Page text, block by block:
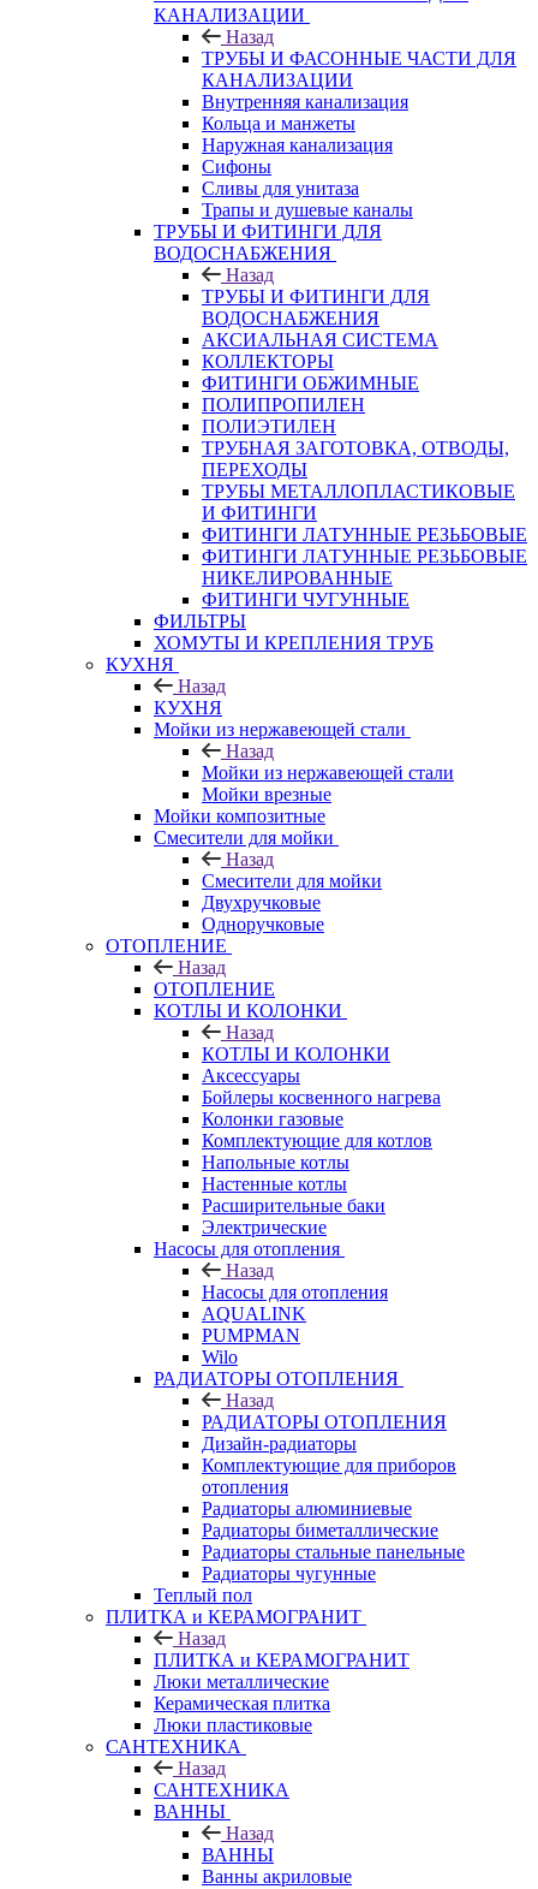
КАНАЛИЗАЦИИ
Назад
ТРУБЫ И ФАСОННЫЕ ЧАСТИ ДЛЯ
КАНАЛИЗАЦИИ
Внутренняя канализация
Кольца и манжеты
Наружная канализация
Сифоны
Сливы для унитаза
Трапы и душевые каналы
ТРУБЫ И ФИТИНГИ ДЛЯ
ВОДОСНАБЖЕНИЯ
Назад
ТРУБЫ И ФИТИНГИ ДЛЯ
ВОДОСНАБЖЕНИЯ
АКСИАЛЬНАЯ СИСТЕМА
КОЛЛЕКТОРЫ
ФИТИНГИ ОБЖИМНЫЕ
ПОЛИПРОПИЛЕН
ПОЛИЭТИЛЕН
ТРУБНАЯ ЗАГОТОВКА, ОТВОДЫ,
ПЕРЕХОДЫ
ТРУБЫ МЕТАЛЛОПЛАСТИКОВЫЕ
И ФИТИНГИ
ФИТИНГИ ЛАТУННЫЕ РЕЗЬБОВЫЕ
ФИТИНГИ ЛАТУННЫЕ РЕЗЬБОВЫЕ
НИКЕЛИРОВАННЫЕ
ФИТИНГИ ЧУГУННЫЕ
ФИЛЬТРЫ
ХОМУТЫ И КРЕПЛЕНИЯ ТРУБ
КУХНЯ
Назад
КУХНЯ
Мойки из нержавеющей стали
Назад
Мойки из нержавеющей стали
Мойки врезные
Мойки композитные
Смесители для мойки
Назад
Смесители для мойки
Двухручковые
Одноручковые
ОТОПЛЕНИЕ
Назад
ОТОПЛЕНИЕ
КОТЛЫ И КОЛОНКИ
Назад
КОТЛЫ И КОЛОНКИ
Аксессуары
Бойлеры косвенного нагрева
Колонки газовые
Комплектующие для котлов
Напольные котлы
Настенные котлы
Расширительные баки
Электрические
Насосы для отопления
Назад
Насосы для отопления
AQUALINK
PUMPMAN
Wilo
РАДИАТОРЫ ОТОПЛЕНИЯ
Назад
РАДИАТОРЫ ОТОПЛЕНИЯ
Дизайн-радиаторы
Комплектующие для приборов
отопления
Радиаторы алюминиевые
Радиаторы биметаллические
Радиаторы стальные панельные
Радиаторы чугунные
Теплый пол
ПЛИТКА и КЕРАМОГРАНИТ
Назад
ПЛИТКА и КЕРАМОГРАНИТ
Люки металлические
Керамическая плитка
Люки пластиковые
САНТЕХНИКА
Назад
САНТЕХНИКА
ВАННЫ
Назад
ВАННЫ
Ванны акриловые